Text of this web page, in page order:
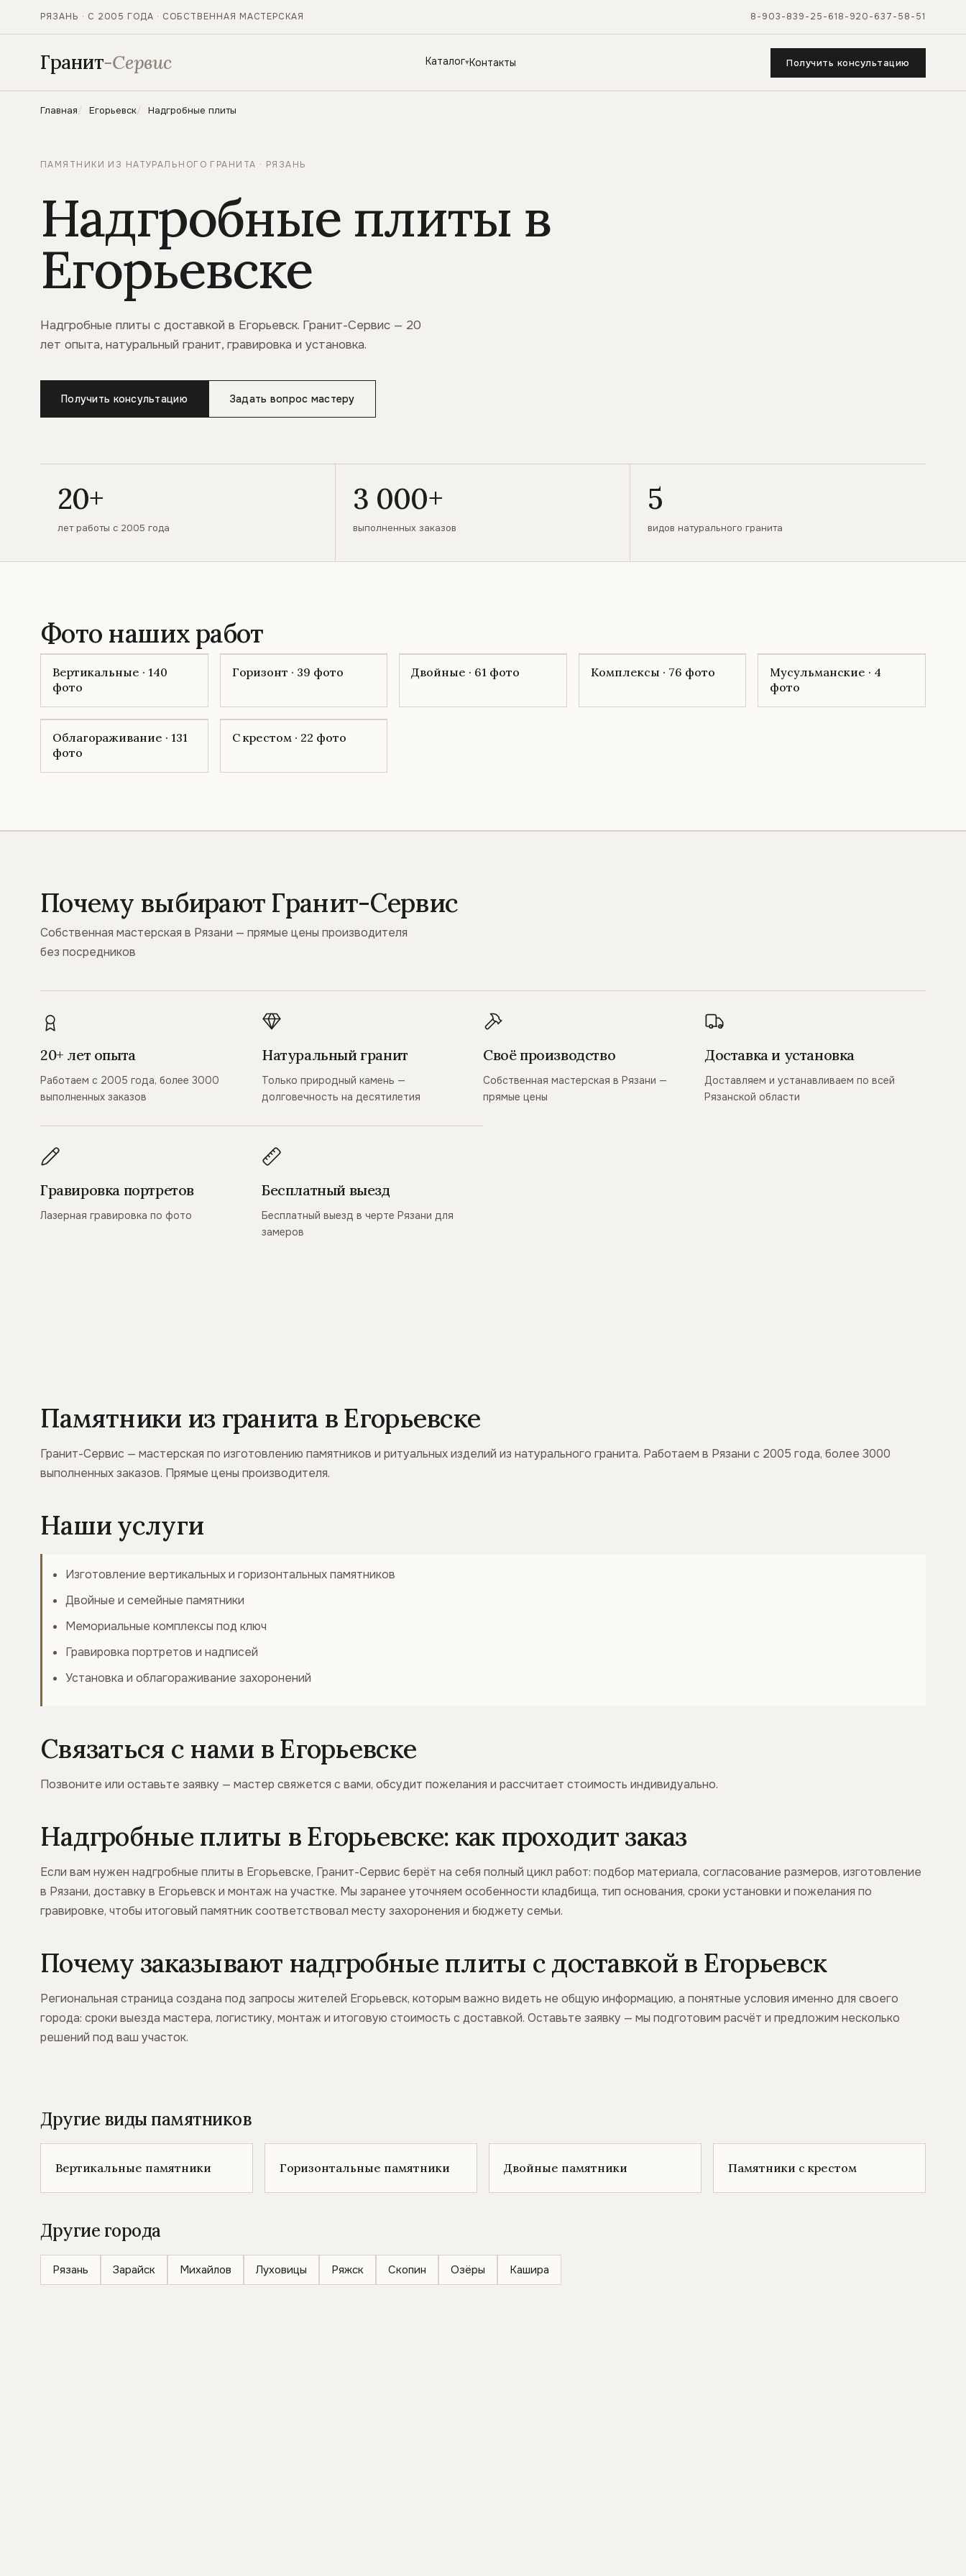
РЯЗАНЬ · С 2005 ГОДА · СОБСТВЕННАЯ МАСТЕРСКАЯ 8-903-839-25-618-920-637-58-51
Гранит-Сервис Каталог Контакты Получить консультацию
Главная Егорьевск Надгробные плиты
ПАМЯТНИКИ ИЗ НАТУРАЛЬНОГО ГРАНИТА · РЯЗАНЬ
Надгробные плиты в
Егорьевске
Надгробные плиты с доставкой в Егорьевск. Гранит-Сервис — 20
лет опыта, натуральный гранит, гравировка и установка.
Получить консультацию Задать вопрос мастеру
20+
лет работы с 2005 года
3 000+
выполненных заказов
5
видов натурального гранита
Фото наших работ
Вертикальные · 140
фото
Горизонт · 39 фото Двойные · 61 фото Комплексы · 76 фото
Мусульманские · 4
фото
Облагораживание · 131
фото
С крестом · 22 фото
Почему выбирают Гранит-Сервис
Собственная мастерская в Рязани — прямые цены производителя
без посредников
20+ лет опыта
Работаем с 2005 года, более 3000
выполненных заказов
Натуральный гранит
Только природный камень —
долговечность на десятилетия
Своё производство
Собственная мастерская в Рязани —
прямые цены
Доставка и установка
Доставляем и устанавливаем по всей
Рязанской области
Гравировка портретов
Лазерная гравировка по фото
Бесплатный выезд
Бесплатный выезд в черте Рязани для
замеров
Памятники из гранита в Егорьевске
Гранит-Сервис — мастерская по изготовлению памятников и ритуальных изделий из натурального гранита. Работаем в Рязани с 2005 года, более 3000
выполненных заказов. Прямые цены производителя.
Наши услуги
Изготовление вертикальных и горизонтальных памятников
Двойные и семейные памятники
Мемориальные комплексы под ключ
Гравировка портретов и надписей
Установка и облагораживание захоронений
Связаться с нами в Егорьевске
Позвоните или оставьте заявку — мастер свяжется с вами, обсудит пожелания и рассчитает стоимость индивидуально.
Надгробные плиты в Егорьевске: как проходит заказ
Если вам нужен надгробные плиты в Егорьевске, Гранит-Сервис берёт на себя полный цикл работ: подбор материала, согласование размеров, изготовление
в Рязани, доставку в Егорьевск и монтаж на участке. Мы заранее уточняем особенности кладбища, тип основания, сроки установки и пожелания по
гравировке, чтобы итоговый памятник соответствовал месту захоронения и бюджету семьи.
Почему заказывают надгробные плиты с доставкой в Егорьевск
Региональная страница создана под запросы жителей Егорьевск, которым важно видеть не общую информацию, а понятные условия именно для своего
города: сроки выезда мастера, логистику, монтаж и итоговую стоимость с доставкой. Оставьте заявку — мы подготовим расчёт и предложим несколько
решений под ваш участок.
Другие виды памятников
Вертикальные памятники Горизонтальные памятники Двойные памятники Памятники с крестом
Другие города
Рязань Зарайск Михайлов Луховицы Ряжск Скопин Озёры Кашира